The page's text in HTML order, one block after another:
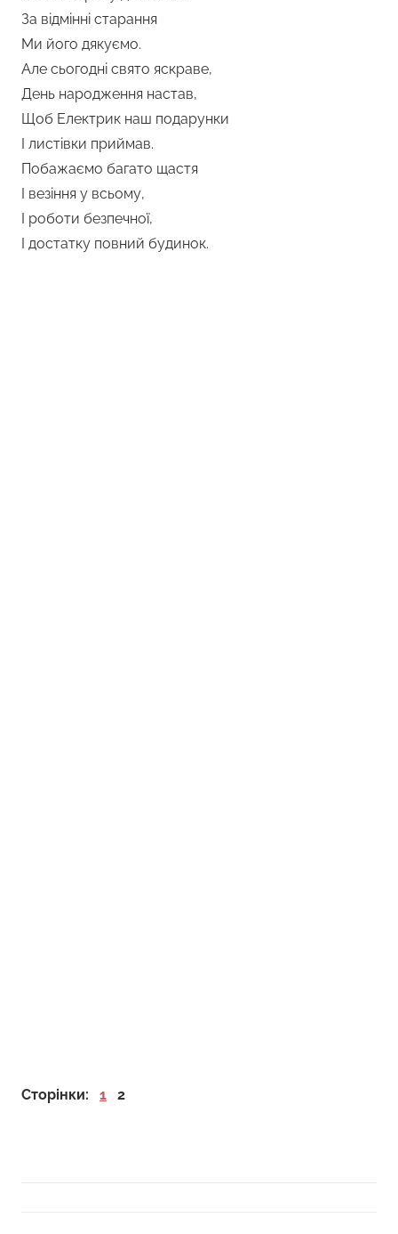
За відмінні старання
Ми його дякуємо.
Але сьогодні свято яскраве,
День народження настав,
Щоб Електрик наш подарунки
І листівки приймав.
Побажаємо багато щастя
І везіння у всьому,
І роботи безпечної,
І достатку повний будинок.
Сторінки: 1 2